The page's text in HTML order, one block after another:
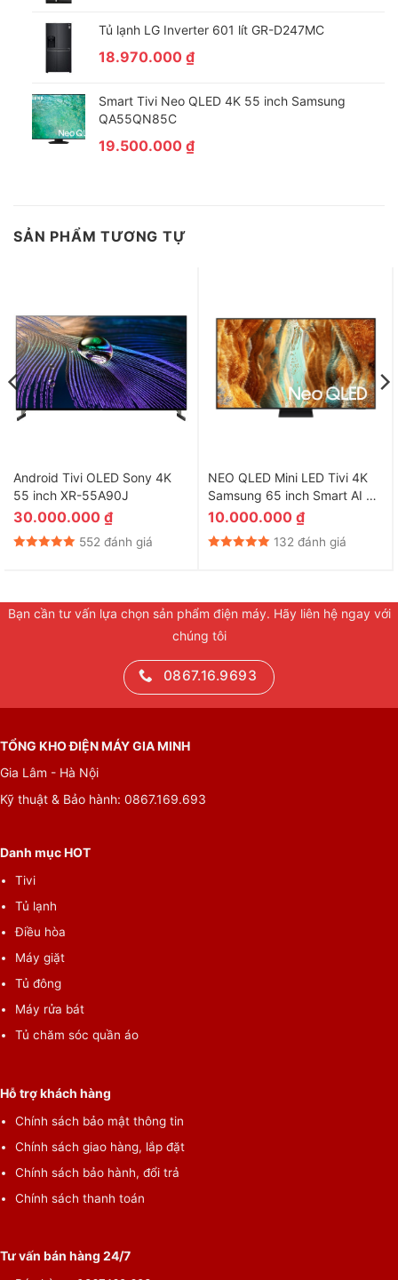
nhiều nội dung tuyệt vời hơn.
thể thao bằng khẩu lệnh dễ dàng với remote tích hợp sẵn micro
và Google Assistant hỗ trợ tiếng Việt.
– Xem rõ những bức hình bạn chụp với màn hình lớn hơn khi sử
dụng tính năng Chromecast chiếu hình ảnh từ điện thoại lên tivi.
– Cài đặt ứng dụng Google Cast vào thiết bị di động để điều
Nhìn chung, Google Tivi TCL 40 inch 40S5400 hỗ trợ nhiều
công nghệ hình ảnh, âm thanh tân tiến như HDR10, Micro
Dimming, Smart HDR, Dolby Audio,… mang đến cho bạn trải
nghiệm nghe nhìn tuyệt vời, khám phá thế giới giải trí thú vị hơn
mỗi ngày với hệ điều hành Google TV, tìm kiếm bằng giọng nói
với remote có micro và Google Assistant.
Tủ lạnh LG Inverter 601 lít GR-D247MC
18.970.000 ₫
Smart Tivi Neo QLED 4K 55 inch Samsung
QA55QN85C
19.500.000 ₫
SẢN PHẨM TƯƠNG TỰ
Android Tivi OLED Sony 4K
55 inch XR-55A90J
30.000.000 ₫
552 đánh giá
NEO QLED Mini LED Tivi 4K
Samsung 65 inch Smart AI TV
65QN70F
10.000.000 ₫
132 đánh giá
Bạn cần tư vấn lựa chọn sản phẩm điện máy. Hãy liên hệ ngay với
chúng tôi
0867.16.9693
TỔNG KHO ĐIỆN MÁY GIA MINH
Gia Lâm - Hà Nội
Kỹ thuật & Bảo hành: 0867.169.693
Danh mục HOT
Tivi
Tủ lạnh
Điều hòa
Máy giặt
Tủ đông
Máy rửa bát
Tủ chăm sóc quần áo
Hỗ trợ khách hàng
Chính sách bảo mật thông tin
Chính sách giao hàng, lắp đặt
Chính sách bảo hành, đổi trả
Chính sách thanh toán
Tư vấn bán hàng 24/7